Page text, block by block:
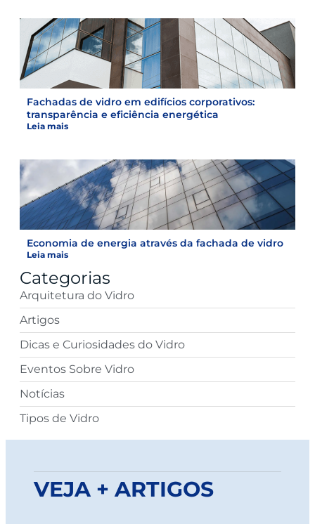
Fachadas de vidro em edifícios corporativos:
transparência e eficiência energética
Leia mais
Economia de energia através da fachada de vidro
Leia mais
Categorias
Arquitetura do Vidro
Artigos
Dicas e Curiosidades do Vidro
Eventos Sobre Vidro
Notícias
Tipos de Vidro
VEJA + ARTIGOS